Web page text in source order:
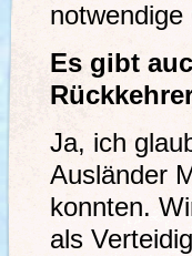
Es gibt
Ja, ich
Ausländer
konnten.
als